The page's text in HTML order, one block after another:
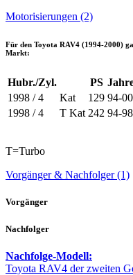
Motorisierungen (2)
Für den Toyota RAV4 (1994-2000)
Markt:
Hubr./Zyl. PS
1998 / 4
Kat 129 94-00
1998 / 4
T Kat 242 94-98
T=Turbo
Vorgänger & Nachfolger (1)
Vorgänger
Nachfolger
Nachfolge-Modell:
Toyota RAV4 der zweiten